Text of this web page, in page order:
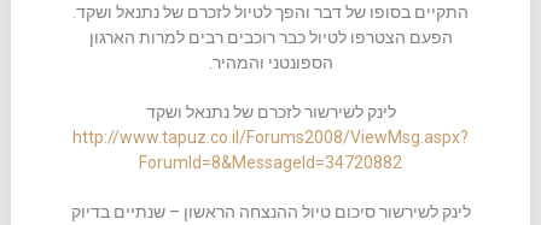
התקיים בסופו של דבר והפך לטיול לזכרם של נתנאל ושקד.
הפעם הצטרפו לטיול כבר רוכבים רבים למרות הארגון
הספונטני והמהיר.
לינק לשירשור לזכרם של נתנאל ושקד
http://www.tapuz.co.il/Forums2008/ViewMsg.aspx?
ForumId=8&MessageId=34720882
לינק לשירשור סיכום טיול ההנצחה הראשון – שנתיים בדיוק